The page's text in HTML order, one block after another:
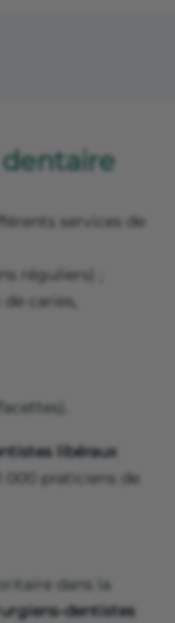
dentaire
services de
réguliers) ;
caries,
libéraux
000 praticiens de
dans la
dentistes